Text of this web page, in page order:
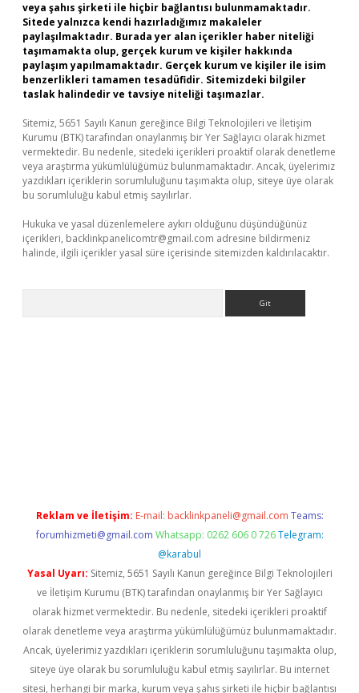
veya şahıs şirketi ile hiçbir bağlantısı bulunmamaktadır.
Sitede yalnızca kendi hazırladığımız makaleler
paylaşılmaktadır. Burada yer alan içerikler haber niteliği
taşımamakta olup, gerçek kurum ve kişiler hakkında
paylaşım yapılmamaktadır. Gerçek kurum ve kişiler ile isim
benzerlikleri tamamen tesadüfidir. Sitemizdeki bilgiler
taslak halindedir ve tavsiye niteliği taşımazlar.
Sitemiz, 5651 Sayılı Kanun gereğince Bilgi Teknolojileri ve İletişim
Kurumu (BTK) tarafından onaylanmış bir Yer Sağlayıcı olarak hizmet
vermektedir. Bu nedenle, sitedeki içerikleri proaktif olarak denetleme
veya araştırma yükümlülüğümüz bulunmamaktadır. Ancak, üyelerimiz
yazdıkları içeriklerin sorumluluğunu taşımakta olup, siteye üye olarak
bu sorumluluğu kabul etmiş sayılırlar.
Hukuka ve yasal düzenlemelere aykırı olduğunu düşündüğünüz
içerikleri, backlinkpanelicomtr@gmail.com adresine bildirmeniz
halinde, ilgili içerikler yasal süre içerisinde sitemizden kaldırılacaktır.
Reklam ve İletişim: E-mail: backlinkpaneli@gmail.com Teams:
forumhizmeti@gmail.com Whatsapp: 0262 606 0 726 Telegram:
@karabul
Yasal Uyarı: Sitemiz, 5651 Sayılı Kanun gereğince Bilgi Teknolojileri
ve İletişim Kurumu (BTK) tarafından onaylanmış bir Yer Sağlayıcı
olarak hizmet vermektedir. Bu nedenle, sitedeki içerikleri proaktif
olarak denetleme veya araştırma yükümlülüğümüz bulunmamaktadır.
Ancak, üyelerimiz yazdıkları içeriklerin sorumluluğunu taşımakta olup,
siteye üye olarak bu sorumluluğu kabul etmiş sayılırlar. Bu internet
sitesi, herhangi bir marka, kurum veya şahıs şirketi ile hiçbir bağlantısı